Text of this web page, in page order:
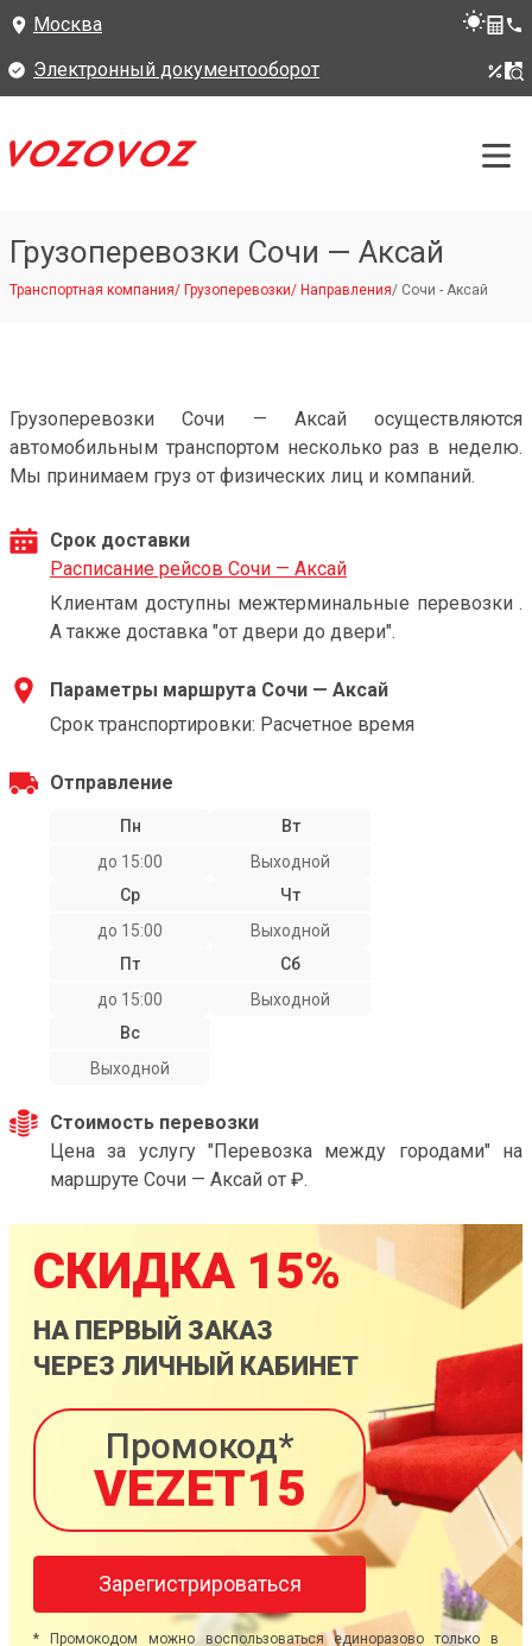
Москва
Электронный документооборот
Грузоперевозки Сочи — Аксай
Транспортная компания/ Грузоперевозки/ Направления/ Сочи - Аксай
Грузоперевозки Сочи — Аксай осуществляются
автомобильным транспортом несколько раз в неделю.
Мы принимаем груз от физических лиц и компаний.
Срок доставки
Расписание рейсов Сочи — Аксай
Клиентам доступны межтерминальные перевозки .
А также доставка "от двери до двери".
Параметры маршрута Сочи — Аксай
Срок транспортировки: Расчетное время
Отправление
Пн
до 15:00
Вт
Выходной
Ср
до 15:00
Чт
Выходной
Пт
до 15:00
Сб
Выходной
Вс
Выходной
Стоимость перевозки
Цена за услугу "Перевозка между городами" на
маршруте Сочи — Аксай от ₽.
СКИДКА 15%
НА ПЕРВЫЙ ЗАКАЗ
ЧЕРЕЗ ЛИЧНЫЙ КАБИНЕТ
Промокод*
VEZET15
Зарегистрироваться
* Промокодом можно воспользоваться единоразово только в